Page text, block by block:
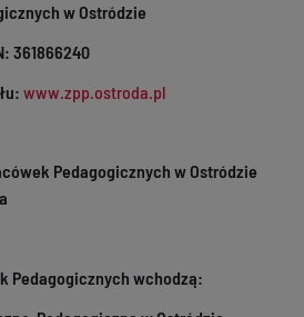
w Ostródzie
361866240
www.zpp.ostroda.pl
Pedagogicznych w Ostródzie
Pedagogicznych wchodzą: